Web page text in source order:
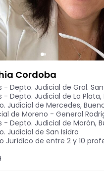
Cordoba
- Depto. Judicial de Gral.
- Depto. Judicial de La Plata,
Judicial de Mercedes,
de Moreno - General
- Depto. Judicial de Morón,
Judicial de San Isidro
Jurídico de entre 2 y 10